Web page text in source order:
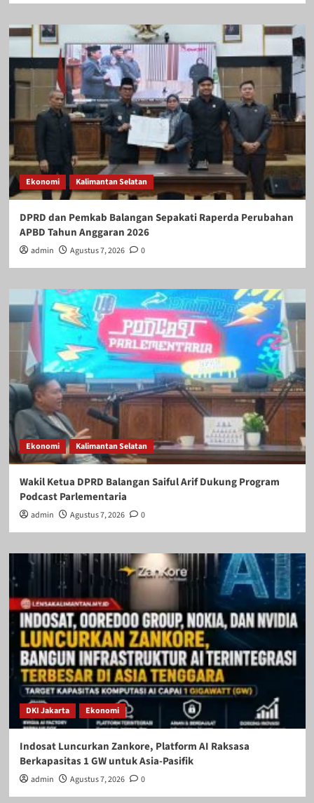
Ekonomi Kalimantan Selatan
DPRD dan Pemkab Balangan Sepakati Raperda Perubahan
APBD Tahun Anggaran 2026
admin Agustus 7, 2026 0
Ekonomi Kalimantan Selatan
Wakil Ketua DPRD Balangan Saiful Arif Dukung Program
Podcast Parlementaria
admin Agustus 7, 2026 0
DKI Jakarta Ekonomi
Indosat Luncurkan Zankore, Platform AI Raksasa
Berkapasitas 1 GW untuk Asia-Pasifik
admin Agustus 7, 2026 0